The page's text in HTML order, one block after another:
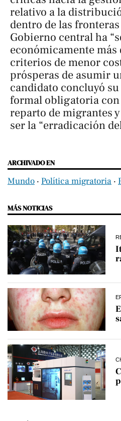
relativo a la
dentro de las
Gobierno central ha
económicamente
criterios de menor
prósperas de asumir
candidato concluyó
formal obligatoria
reparto de migrantes
ser la “erradicación
ARCHIVADO EN
Mundo ‧ Política migratoria ‧
MÁS NOTICIAS